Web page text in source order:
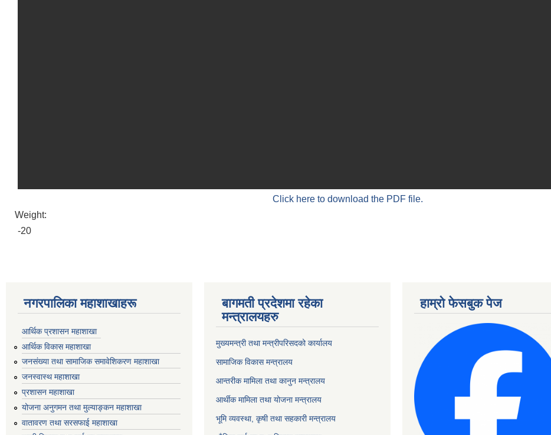
Click here to download the PDF file.
Weight:
-20
नगरपालिका महाशाखाहरू
आर्थिक प्रशासन महाशाखा
आर्थिक विकास महाशाखा
जनसंख्या तथा सामाजिक समावेशिकरण महाशाखा
जनस्वास्थ महाशाखा
प्रशासन महाशाखा
योजना अनुगमन तथा मुल्याङ्कन महाशाखा
वातावरण तथा सरसफाई महाशाखा
बागमती प्रदेशमा रहेका
मन्त्रालयहरु
मुख्यमन्त्री तथा मन्त्रीपरिसदको कार्यालय
सामाजिक विकास मन्त्रालय
आन्तरीक मामिला तथा कानुन मन्त्रालय
आर्थीक मामिला तथा योजना मन्त्रालय
भूमि व्यवस्था, कृषी तथा सहकारी मन्त्रालय
हाम्रो फेसबुक पेज